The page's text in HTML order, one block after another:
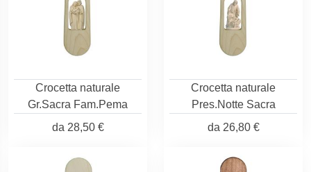
Crocetta naturale
Gr.Sacra Fam.Pema
da 28,50 €
Crocetta naturale
Pres.Notte Sacra
da 26,80 €